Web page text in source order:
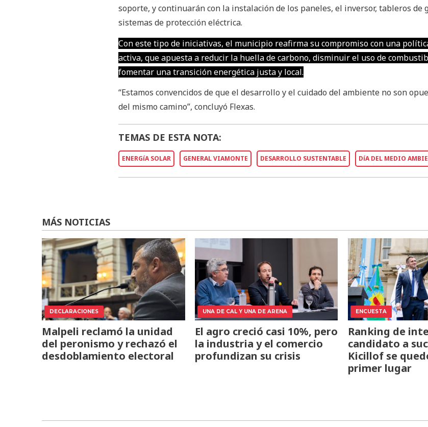
soporte, y continuarán con la instalación de los paneles, el inversor, tableros de
sistemas de protección eléctrica.
Con este tipo de iniciativas, el municipio reafirma su compromiso con una
activa, que apuesta a reducir la huella de carbono, disminuir el uso de
fomentar una transición energética justa y local.
“Estamos convencidos de que el desarrollo y el cuidado del ambiente no son
del mismo camino”, concluyó Flexas.
TEMAS DE ESTA NOTA:
ENERGíA SOLAR GENERAL VIAMONTE DESARROLLO SUSTENTABLE DíA DEL MEDIO
MÁS NOTICIAS
DECLARACIONES
Malpeli reclamó la unidad
del peronismo y rechazó el
desdoblamiento electoral
UNA DE CAL Y UNA DE ARENA
El agro creció casi 10%, pero
la industria y el comercio
profundizan su crisis
ENCUESTA
Ranking de
candidato a
Kicillof se
primer lugar